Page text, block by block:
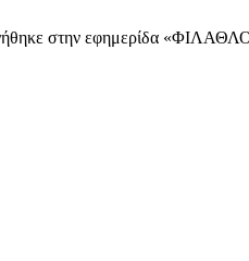
στην εφημερίδα